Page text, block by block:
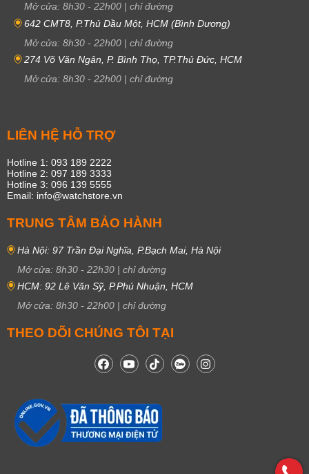
Mở cửa: 8h30 - 22h00 | chỉ đường
642 CMT8, P.Thủ Dầu Một, HCM (Bình Dương)
Mở cửa: 8h30 - 22h00 | chỉ đường
274 Võ Văn Ngân, P. Bình Thọ, TP.Thủ Đức, HCM
Mở cửa: 8h30 - 22h00 | chỉ đường
LIÊN HỆ HỖ TRỢ
Hotline 1: 093 189 2222
Hotline 2: 097 189 3333
Hotline 3: 096 139 5555
Email: info@watchstore.vn
TRUNG TÂM BẢO HÀNH
Hà Nội: 97 Trần Đại Nghĩa, P.Bạch Mai, Hà Nội
Mở cửa: 8h30 - 22h30 | chỉ đường
HCM: 92 Lê Văn Sỹ, P.Phú Nhuận, HCM
Mở cửa: 8h30 - 22h00 | chỉ đường
THEO DÕI CHÚNG TÔI TẠI